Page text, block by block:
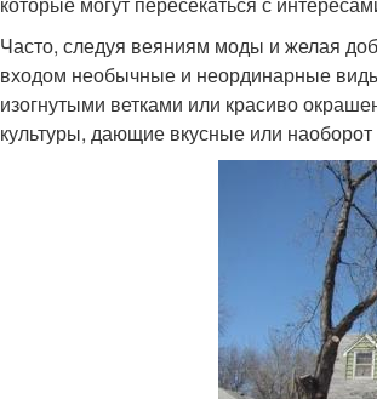
Часто, следуя веяниям моды и желая
входом необычные и неординарные
изогнутыми ветками или красиво
культуры, дающие вкусные или